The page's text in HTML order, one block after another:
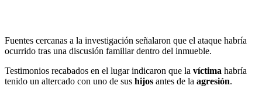
Fuentes cercanas a la investigación señalaron que el ataque habría
ocurrido tras una discusión familiar dentro del inmueble.
Testimonios recabados en el lugar indicaron que la víctima habría
tenido un altercado con uno de sus hijos antes de la agresión.